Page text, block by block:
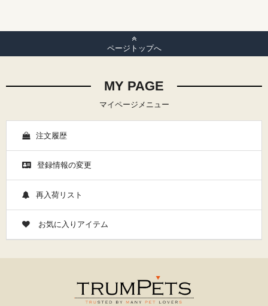
ページトップへ
MY PAGE
マイページメニュー
注文履歴
登録情報の変更
再入荷リスト
お気に入りアイテム